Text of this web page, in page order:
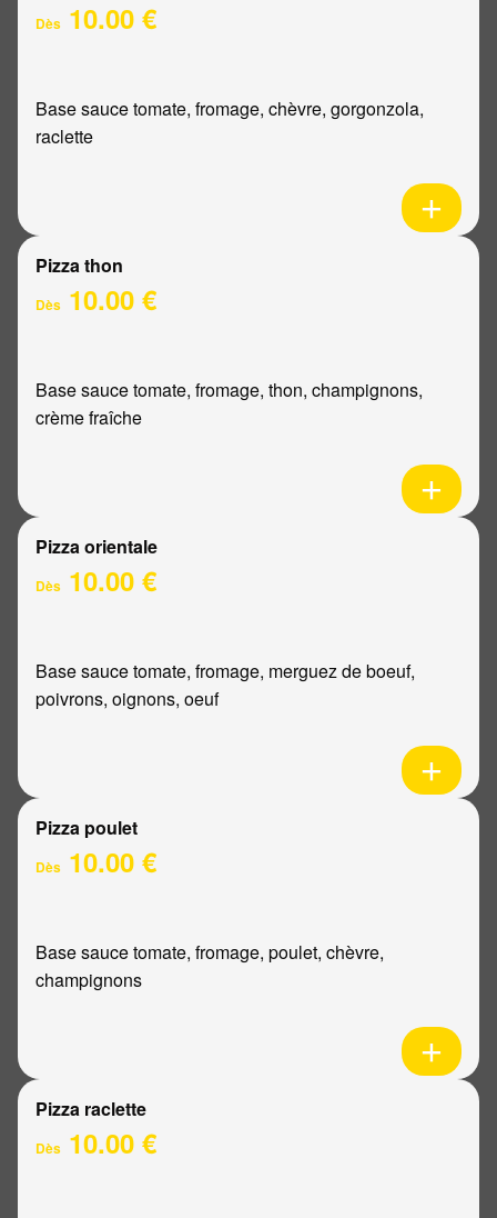
Dès 10.00 €
Base sauce tomate, fromage, chèvre, gorgonzola,
raclette
Pizza thon
Dès 10.00 €
Base sauce tomate, fromage, thon, champignons,
crème fraîche
Pizza orientale
Dès 10.00 €
Base sauce tomate, fromage, merguez de boeuf,
poivrons, oignons, oeuf
Pizza poulet
Dès 10.00 €
Base sauce tomate, fromage, poulet, chèvre,
champignons
Pizza raclette
Dès 10.00 €